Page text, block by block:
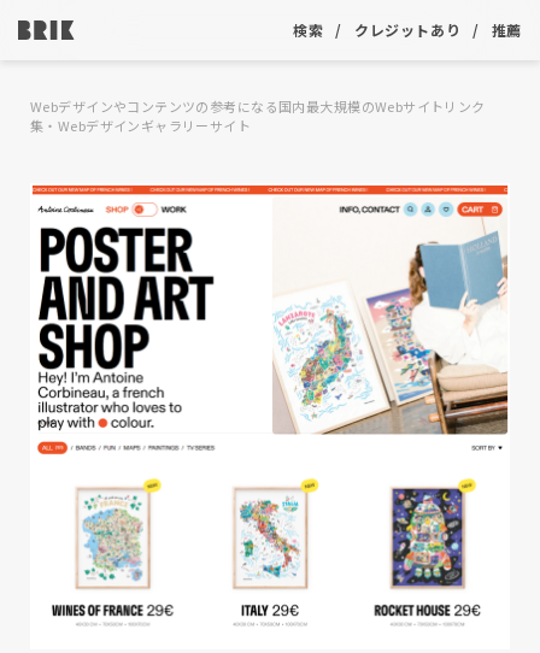
検索 クレジットあり 推薦
Webデザインやコンテンツの参考になる国内最大規模のWebサイトリンク
集・Webデザインギャラリーサイト